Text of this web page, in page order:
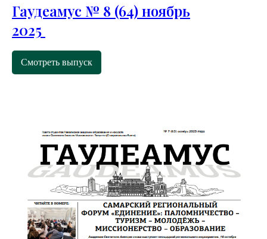
Гаудеамус № 8 (64) ноябрь
2025
Смотреть выпуск